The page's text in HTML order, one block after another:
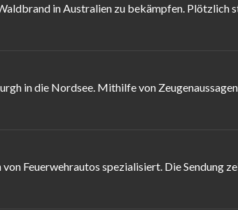
in Australien zu bekämpfen. Plötzlich
in die Nordsee. Mithilfe von
Feuerwehrautos spezialisiert. Die Sendung